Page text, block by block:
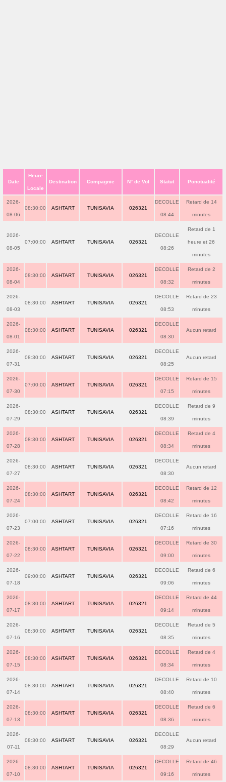
Date
Heure
Locale
Destination Compagnie N° de Vol Statut Ponctualité
2026-
08-06
08:30:00 ASHTART TUNISAVIA 026321
DECOLLE
08:44
Retard de 14
minutes
2026-
08-05
07:00:00 ASHTART TUNISAVIA 026321
DECOLLE
08:26
Retard de 1
heure et 26
minutes
2026-
08-04
08:30:00 ASHTART TUNISAVIA 026321
DECOLLE
08:32
Retard de 2
minutes
2026-
08-03
08:30:00 ASHTART TUNISAVIA 026321
DECOLLE
08:53
Retard de 23
minutes
2026-
08-01
08:30:00 ASHTART TUNISAVIA 026321
DECOLLE
08:30
Aucun retard
2026-
07-31
08:30:00 ASHTART TUNISAVIA 026321
DECOLLE
08:25
Aucun retard
2026-
07-30
07:00:00 ASHTART TUNISAVIA 026321
DECOLLE
07:15
Retard de 15
minutes
2026-
07-29
08:30:00 ASHTART TUNISAVIA 026321
DECOLLE
08:39
Retard de 9
minutes
2026-
07-28
08:30:00 ASHTART TUNISAVIA 026321
DECOLLE
08:34
Retard de 4
minutes
2026-
07-27
08:30:00 ASHTART TUNISAVIA 026321
DECOLLE
08:30
Aucun retard
2026-
07-24
08:30:00 ASHTART TUNISAVIA 026321
DECOLLE
08:42
Retard de 12
minutes
2026-
07-23
07:00:00 ASHTART TUNISAVIA 026321
DECOLLE
07:16
Retard de 16
minutes
2026-
07-22
08:30:00 ASHTART TUNISAVIA 026321
DECOLLE
09:00
Retard de 30
minutes
2026-
07-18
09:00:00 ASHTART TUNISAVIA 026321
DECOLLE
09:06
Retard de 6
minutes
2026-
07-17
08:30:00 ASHTART TUNISAVIA 026321
DECOLLE
09:14
Retard de 44
minutes
2026-
07-16
08:30:00 ASHTART TUNISAVIA 026321
DECOLLE
08:35
Retard de 5
minutes
2026-
07-15
08:30:00 ASHTART TUNISAVIA 026321
DECOLLE
08:34
Retard de 4
minutes
2026-
07-14
08:30:00 ASHTART TUNISAVIA 026321
DECOLLE
08:40
Retard de 10
minutes
2026-
07-13
08:30:00 ASHTART TUNISAVIA 026321
DECOLLE
08:36
Retard de 6
minutes
2026-
07-11
08:30:00 ASHTART TUNISAVIA 026321
DECOLLE
08:29
Aucun retard
2026-
07-10
08:30:00 ASHTART TUNISAVIA 026321
DECOLLE
09:16
Retard de 46
minutes